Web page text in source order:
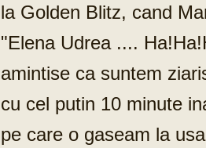
la Golden Blitz, cand
"Elena Udrea ....
amintise ca suntem
cu cel putin 10 minute
pe care o gaseam la